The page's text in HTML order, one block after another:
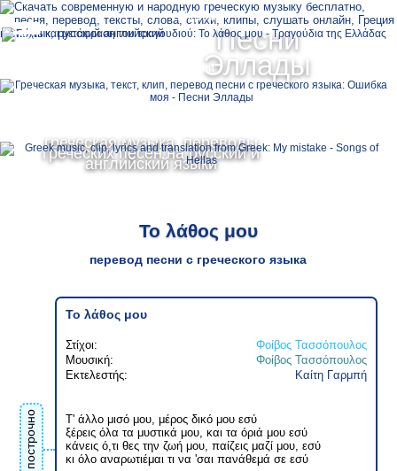
Песни
Эллады
греческая музыка, переводы
греческих песен на русский и
английский языки
Ελληνικά
Русский
MENU
Το λάθος μου
перевод песни с греческого языка
построчно
Το λάθος μου
Στίχοι:
Φοίβος Τασσόπουλος
Μουσική:
Φοίβος Τασσόπουλος
Εκτελεστής:
Καίτη Γαρμπή
Τ' άλλο μισό μου, μέρος δικό μου εσύ
ξέρεις όλα τα μυστικά μου, και τα όριά μου εσύ
κάνεις ό,τι θες την ζωή μου, παίζεις μαζί μου, εσύ
κι όλο αναρωτιέμαι τι να 'σαι πανάθεμά σε εσύ